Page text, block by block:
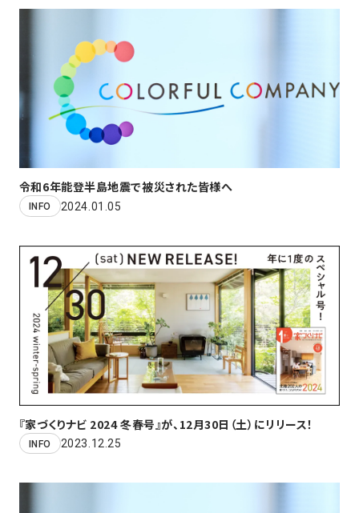
令和6年能登半島地震で被災された皆様へ
INFO 2024.01.05
『家づくりナビ 2024 冬春号』が、12月30日（土）にリリース！
INFO 2023.12.25